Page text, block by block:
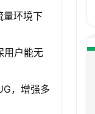
量环境下
用户能无
，增强多